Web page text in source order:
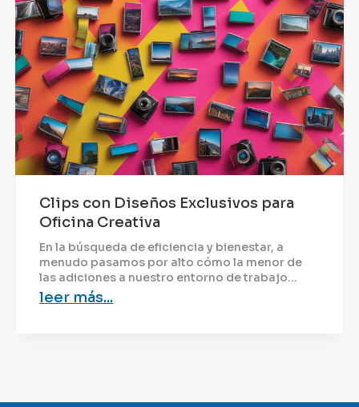
Clips con Diseños Exclusivos para
Oficina Creativa
En la búsqueda de eficiencia y bienestar, a
menudo pasamos por alto cómo la menor de
las adiciones a nuestro entorno de trabajo...
leer más...